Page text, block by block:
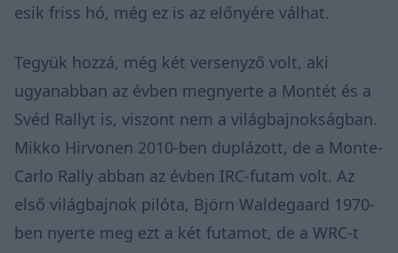
esik friss hó, még ez is az előnyére válhat.
Tegyük hozzá, még két versenyző volt, aki
ugyanabban az évben megnyerte a Montét és a
Svéd Rallyt is, viszont nem a világbajnokságban.
Mikko Hirvonen 2010-ben duplázott, de a Monte-
Carlo Rally abban az évben IRC-futam volt. Az
első világbajnok pilóta, Björn Waldegaard 1970-
ben nyerte meg ezt a két futamot, de a WRC-t